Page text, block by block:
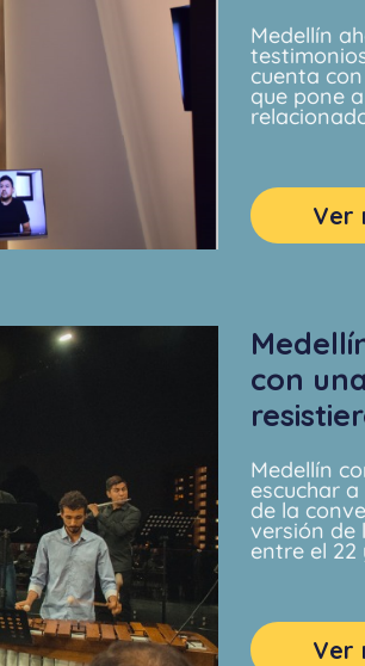
Medellín
cuenta
que pone
Ver
con
Medellín
escuchar
de la
versión de
entre el 22
Ver